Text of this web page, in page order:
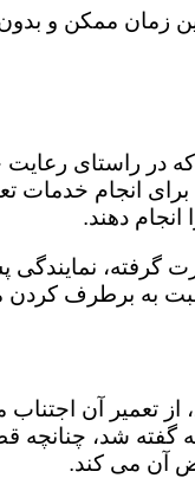
زمان ممکن و
که در راستای
انجام خدمات
دهند.
گرفته،
به برطرف
تعمیر آن
گفته شد،
آن می کند.